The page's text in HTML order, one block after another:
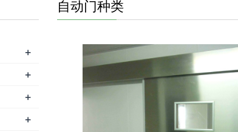
自动门种类
+
+
+
+